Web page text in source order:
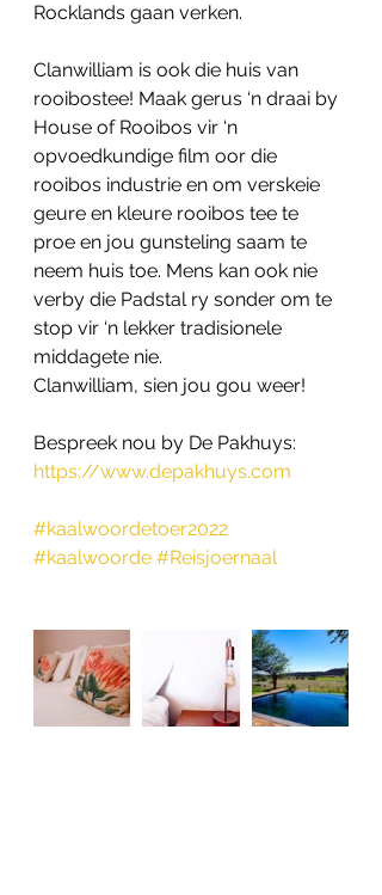
Rocklands gaan verken.
Clanwilliam is ook die huis van
rooibostee! Maak gerus ‘n draai by
House of Rooibos vir ‘n
opvoedkundige film oor die
rooibos industrie en om verskeie
geure en kleure rooibos tee te
proe en jou gunsteling saam te
neem huis toe. Mens kan ook nie
verby die Padstal ry sonder om te
stop vir ‘n lekker tradisionele
middagete nie.
Clanwilliam, sien jou gou weer!
Bespreek nou by De Pakhuys:
https://www.depakhuys.com
#kaalwoordetoer2022
#kaalwoorde #Reisjoernaal